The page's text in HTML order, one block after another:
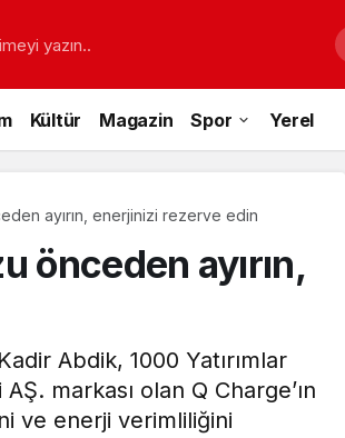
yazın..
Kültür Magazin Spor Yerel
ayırın, enerjinizi rezerve edin
önceden ayırın,
Abdik, 1000 Yatırımlar
markası olan Q Charge’ın
ve enerji verimliliğini